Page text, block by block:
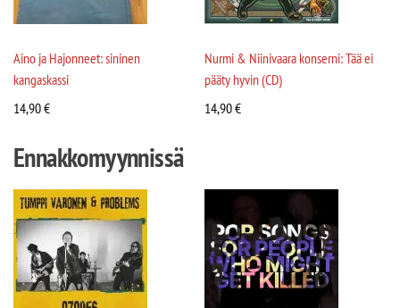
Aino ja Hajonneet: sininen
kangaskassi
14,90€
Nurmi & Niinivaara konserni: Tää ei
pääty hyvin (CD)
14,90€
Ennakkomyynnissä